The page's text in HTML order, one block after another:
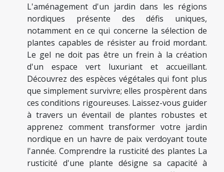
L'aménagement d'un jardin dans les régions
nordiques présente des défis uniques,
notamment en ce qui concerne la sélection de
plantes capables de résister au froid mordant.
Le gel ne doit pas être un frein à la création
d'un espace vert luxuriant et accueillant.
Découvrez des espèces végétales qui font plus
que simplement survivre; elles prospèrent dans
ces conditions rigoureuses. Laissez-vous guider
à travers un éventail de plantes robustes et
apprenez comment transformer votre jardin
nordique en un havre de paix verdoyant toute
l'année. Comprendre la rusticité des plantes La
rusticité d'une plante désigne sa capacité à